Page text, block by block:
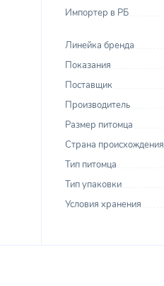
Импортер в РБ
Линейка бренда
Показания
Поставщик
Производитель
Размер питомца
Страна происхождения
Тип питомца
Тип упаковки
Условия хранения